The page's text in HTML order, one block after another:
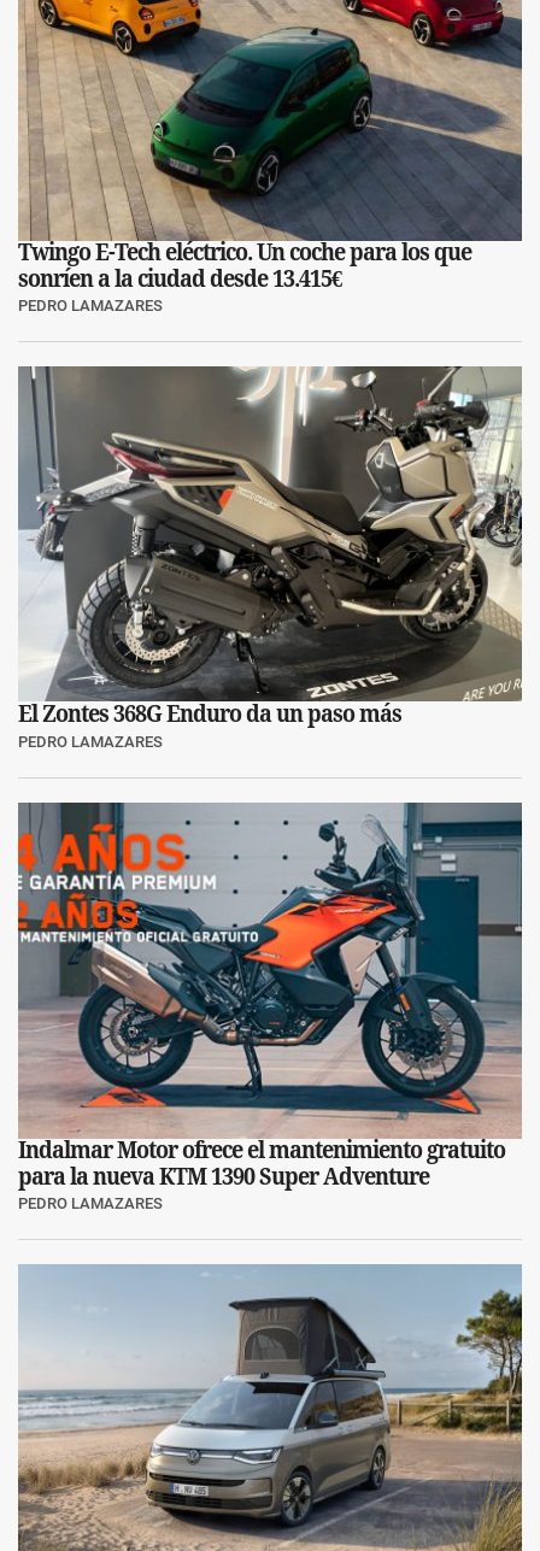
Twingo E-Tech eléctrico. Un coche para los que
sonríen a la ciudad desde 13.415€
PEDRO LAMAZARES
El Zontes 368G Enduro da un paso más
PEDRO LAMAZARES
Indalmar Motor ofrece el mantenimiento gratuito
para la nueva KTM 1390 Super Adventure
PEDRO LAMAZARES